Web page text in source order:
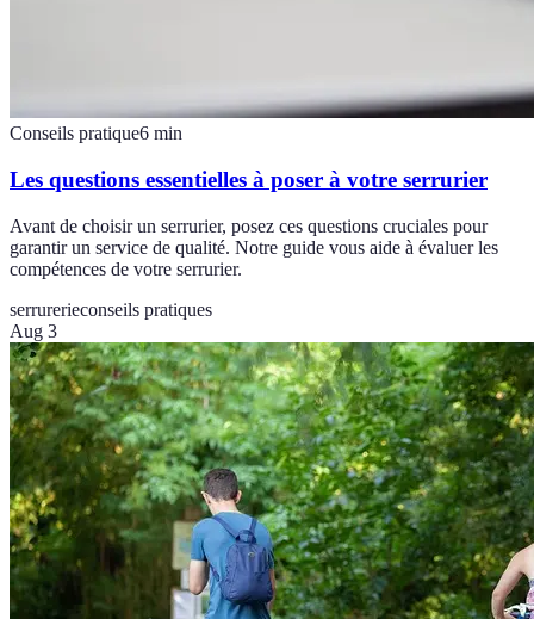
Conseils pratique6 min
Les questions essentielles à poser à votre serrurier
Avant de choisir un serrurier, posez ces questions cruciales pour
garantir un service de qualité. Notre guide vous aide à évaluer les
compétences de votre serrurier.
serrurerieconseils pratiques
Aug 3